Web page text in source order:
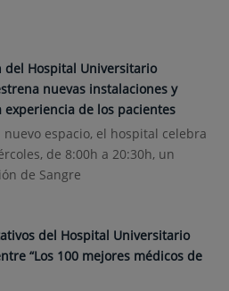
del Hospital Universitario
nuevas instalaciones y
de los pacientes
espacio, el hospital celebra
de 8:00h a 20:30h, un
de Sangre
del Hospital Universitario
“Los 100 mejores médicos de